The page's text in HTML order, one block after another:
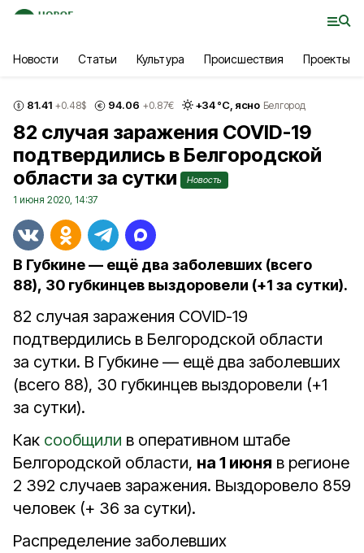
Новости Статьи Культура Происшествия Проекты
81.41 +0.48$ 94.06 +0.87€ +34°С, ясно Белгород
82 случая заражения COVID-19
подтвердились в Белгородской
области за сутки
Новость
1 июня 2020, 14:37
В Губкине — ещё два заболевших (всего
88), 30 губкинцев выздоровели (+1 за сутки).
82 случая заражения COVID-19
подтвердились в Белгородской области
за сутки. В Губкине — ещё два заболевших
(всего 88), 30 губкинцев выздоровели (+1
за сутки).
Как сообщили в оперативном штабе
Белгородской области, на 1 июня в регионе
2 392 случаев заражения. Выздоровело 859
человек (+ 36 за сутки).
Распределение заболевших